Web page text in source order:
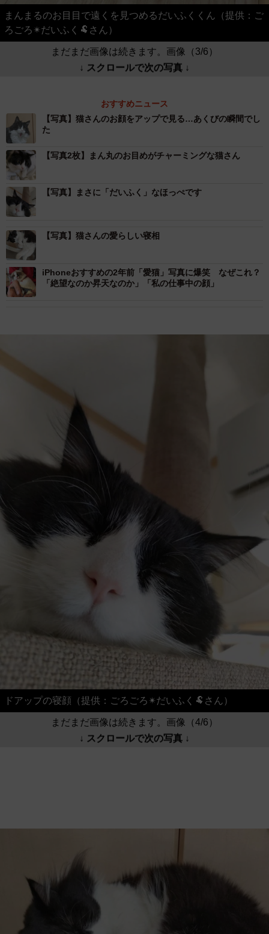
まんまるのお目目で遠くを見つめるだいふくくん（提供：ご
ろごろ✴︎だいふく🐏さん）
まだまだ画像は続きます。画像（3/6）
↓ スクロールで次の写真 ↓
おすすめニュース
【写真】猫さんのお顔をアップで見る…あくびの瞬間でし
た
【写真2枚】まん丸のお目めがチャーミングな猫さん
【写真】まさに「だいふく」なほっぺです
【写真】猫さんの愛らしい寝相
iPhoneおすすめの2年前「愛猫」写真に爆笑 なぜこれ？
「絶望なのか昇天なのか」「私の仕事中の顔」
ドアップの寝顔（提供：ごろごろ✴︎だいふく🐏さん）
まだまだ画像は続きます。画像（4/6）
↓ スクロールで次の写真 ↓